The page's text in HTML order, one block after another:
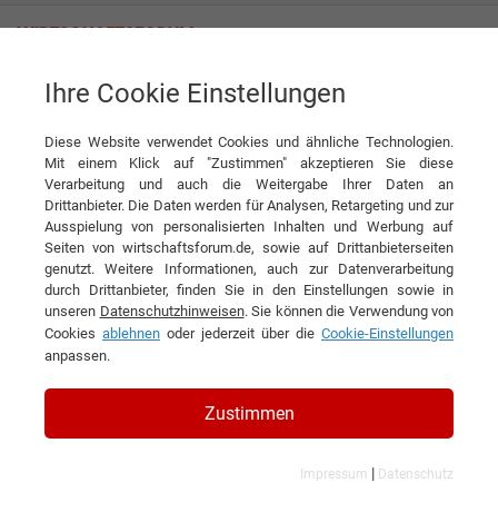
TTL Network GmbH
KONTAKT
TTL Network GmbH
Ihre Cookie Einstellungen
Diese Website verwendet Cookies und ähnliche Technologien.
Mit einem Klick auf "Zustimmen" akzeptieren Sie diese
Verarbeitung und auch die Weitergabe Ihrer Daten an
Drittanbieter. Die Daten werden für Analysen, Retargeting und zur
Ausspielung von personalisierten Inhalten und Werbung auf
Seiten von wirtschaftsforum.de, sowie auf Drittanbieterseiten
genutzt. Weitere Informationen, auch zur Datenverarbeitung
durch Drittanbieter, finden Sie in den Einstellungen sowie in
unseren Datenschutzhinweisen. Sie können die Verwendung von
Cookies ablehnen oder jederzeit über die Cookie-Einstellungen
anpassen.
Zustimmen
Impressum | Datenschutz